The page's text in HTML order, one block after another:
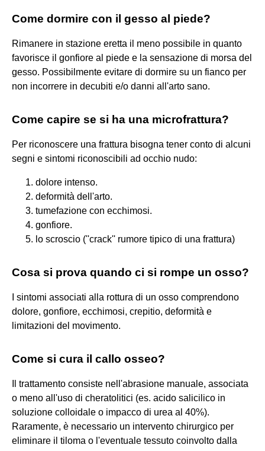
Come dormire con il gesso al piede?
Rimanere in stazione eretta il meno possibile in quanto
favorisce il gonfiore al piede e la sensazione di morsa del
gesso. Possibilmente evitare di dormire su un fianco per
non incorrere in decubiti e/o danni all'arto sano.
Come capire se si ha una microfrattura?
Per riconoscere una frattura bisogna tener conto di alcuni
segni e sintomi riconoscibili ad occhio nudo:
dolore intenso.
deformità dell'arto.
tumefazione con ecchimosi.
gonfiore.
lo scroscio (''crack'' rumore tipico di una frattura)
Cosa si prova quando ci si rompe un osso?
I sintomi associati alla rottura di un osso comprendono
dolore, gonfiore, ecchimosi, crepitio, deformità e
limitazioni del movimento.
Come si cura il callo osseo?
Il trattamento consiste nell'abrasione manuale, associata
o meno all'uso di cheratolitici (es. acido salicilico in
soluzione colloidale o impacco di urea al 40%).
Raramente, è necessario un intervento chirurgico per
eliminare il tiloma o l'eventuale tessuto coinvolto dalla